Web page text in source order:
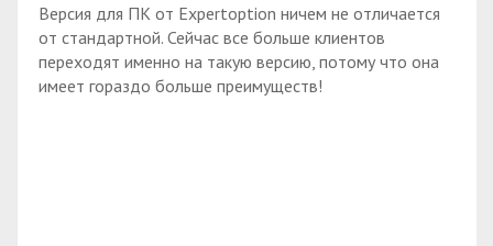
Версия для ПК от Expertoption ничем не отличается
от стандартной. Сейчас все больше клиентов
переходят именно на такую версию, потому что она
имеет гораздо больше преимуществ!